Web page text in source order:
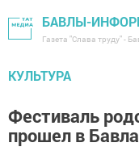
БАВЛЫ-
Газета "Слава труду" -
КУЛЬТУРА
Фестиваль
прошел в